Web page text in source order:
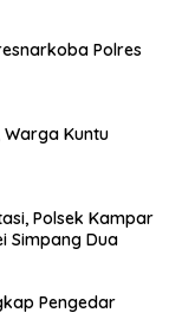
Polres
Warga Kuntu
Polsek Kampar
Simpang Dua
Pengedar